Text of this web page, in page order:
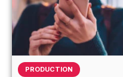
PRODUCTION